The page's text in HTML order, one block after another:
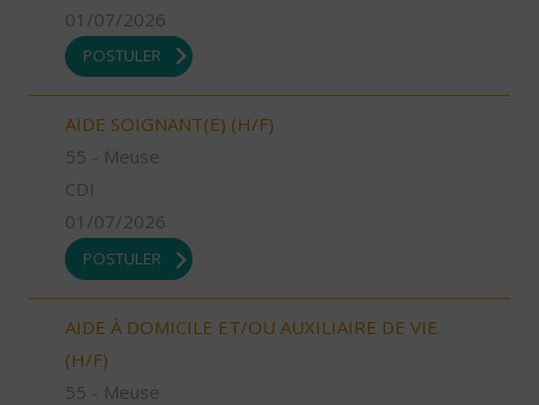
01/07/2026
POSTULER
AIDE SOIGNANT(E) (H/F)
55 - Meuse
CDI
01/07/2026
POSTULER
AIDE À DOMICILE ET/OU AUXILIAIRE DE VIE
(H/F)
55 - Meuse